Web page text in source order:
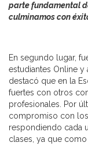
parte fundamental
culminamos con
En segundo lugar,
estudiantes Online y
destacó que en la
fuertes con otros
profesionales. Por
compromiso con
respondiendo cada
clases, ya que